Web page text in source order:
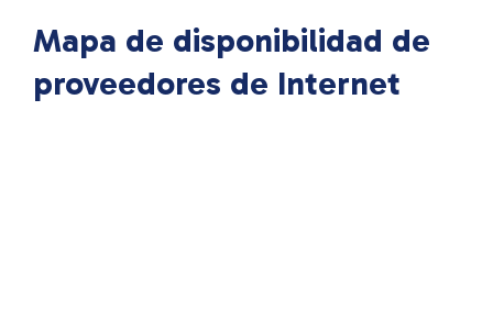
Mapa de disponibilidad de
proveedores de Internet